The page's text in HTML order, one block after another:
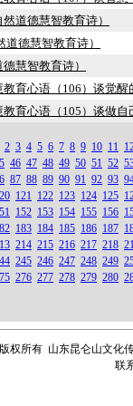
道德慧智教育诗）
德慧智教育诗）
慧智教育诗）
育心语（106）谈觉醒
育心语（105）谈做自
2 3 4 5 6 7 8 9 10 11
46 47 48 49 50 51 52
87 88 89 90 91 92 93
121 122 123 124 125
152 153 154 155 156
183 184 185 186 187
214 215 216 217 218
245 246 247 248 249
276 277 278 279 280
版权所有 山东昆仑山文化
联